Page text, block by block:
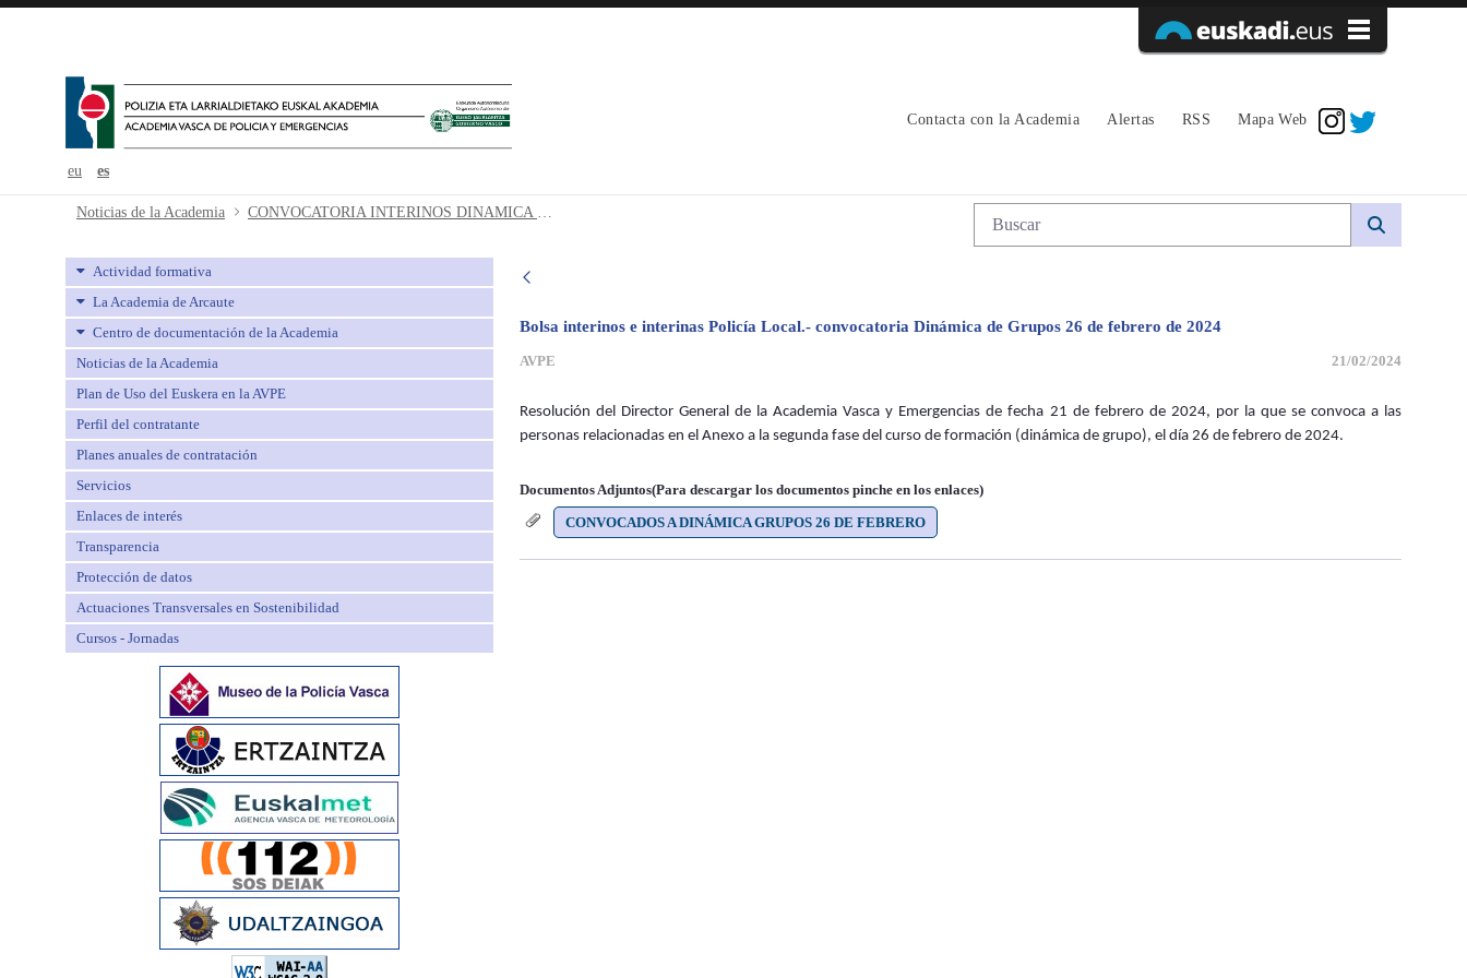
eu es
Contacta con la Academia Alertas RSS Mapa Web
CONVOCATORIA INTERINOS DINAMICA GRUPOS - avpe
Noticias de la Academia CONVOCATORIA INTERINOS DINAMICA GRUPOS Búsqueda web
Actividad formativa
La Academia de Arcaute
Centro de documentación de la Academia
Noticias de la Academia
Plan de Uso del Euskera en la AVPE
Perfil del contratante
Planes anuales de contratación
Servicios
Enlaces de interés
Transparencia
Protección de datos
Actuaciones Transversales en Sostenibilidad
Cursos - Jornadas
Bolsa interinos e interinas Policía Local.- convocatoria Dinámica de Grupos 26 de febrero de 2024
AVPE 21/02/2024
Resolución del Director General de la Academia Vasca y Emergencias de fecha 21 de febrero de 2024, por la que se convoca a las
personas relacionadas en el Anexo a la segunda fase del curso de formación (dinámica de grupo), el día 26 de febrero de 2024.
Documentos Adjuntos(Para descargar los documentos pinche en los enlaces)
CONVOCADOS A DINÁMICA GRUPOS 26 DE FEBRERO